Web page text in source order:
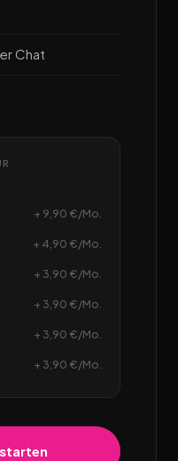
Chat
+ 9,90 €/Mo.
+ 4,90 €/Mo.
+ 3,90 €/Mo.
+ 3,90 €/Mo.
+ 3,90 €/Mo.
+ 3,90 €/Mo.